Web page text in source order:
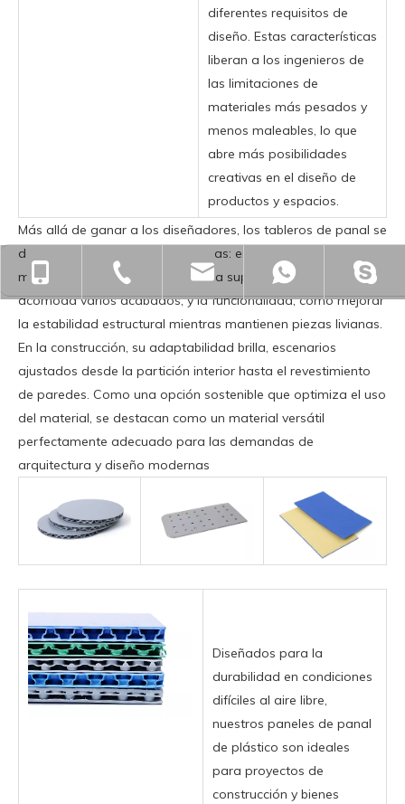
diferentes requisitos de
diseño. Estas características
liberan a los ingenieros de
las limitaciones de
materiales más pesados ​​y
menos maleables, lo que
abre más posibilidades
creativas en el diseño de
productos y espacios.
Más allá de ganar a los diseñadores, los tableros de panal se
destacan en aplicaciones prácticas: en el diseño de muebles,
mejoran tanto la estética, con una superficie lisa que
acomoda varios acabados, y la funcionalidad, como mejorar
la estabilidad estructural mientras mantienen piezas livianas.
En la construcción, su adaptabilidad brilla, escenarios
ajustados desde la partición interior hasta el revestimiento
de paredes. Como una opción sostenible que optimiza el uso
del material, se destacan como un material versátil
perfectamente adecuado para las demandas de
arquitectura y diseño modernas
Diseñados para la
durabilidad en condiciones
difíciles al aire libre,
nuestros paneles de panal
de plástico son ideales
para proyectos de
construcción y bienes
+86-18901563989+86-512-55391251 +86-